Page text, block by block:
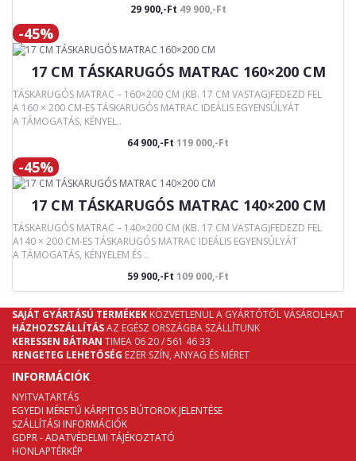
29 900,-Ft 49 900,-Ft
-45%
17 CM TÁSKARUGÓS MATRAC 160×200 CM
TÁSKARUGÓS MATRAC – 160×200 CM (KB. 17 CM VASTAG)FEDEZD FEL
A 160 × 200 CM-ES TÁSKARUGÓS MATRAC IDEÁLIS EGYENSÚLYÁT
A TÁMOGATÁS, KÉNYEL..
64 900,-Ft 119 000,-Ft
-45%
17 CM TÁSKARUGÓS MATRAC 140×200 CM
TÁSKARUGÓS MATRAC – 140×200 CM (KB. 17 CM VASTAG)FEDEZD FEL
A140 × 200 CM-ES TÁSKARUGÓS MATRAC IDEÁLIS EGYENSÚLYÁT
A TÁMOGATÁS, KÉNYELEM ÉS ..
59 900,-Ft 109 000,-Ft
SAJÁT GYÁRTÁSÚ TERMÉKEK KÖZVETLENÜL A GYÁRTÓTÓL VÁSÁROLHAT
HÁZHOZSZÁLLÍTÁSAZ EGÉSZ ORSZÁGBA SZÁLLÍTUNK
KERESSEN BÁTRAN TIMEA 06 20 / 561 46 33
RENGETEG LEHETŐSÉG EZER SZÍN, ANYAG ÉS MÉRET
INFORMÁCIÓK
NYITVATARTÁS
EGYEDI MÉRETŰ KÁRPITOS BÚTOROK JELENTÉSE
SZÁLLÍTÁSI INFORMÁCIÓK
GDPR - ADATVÉDELMI TÁJÉKOZTATÓ
HONLAPTÉRKÉP